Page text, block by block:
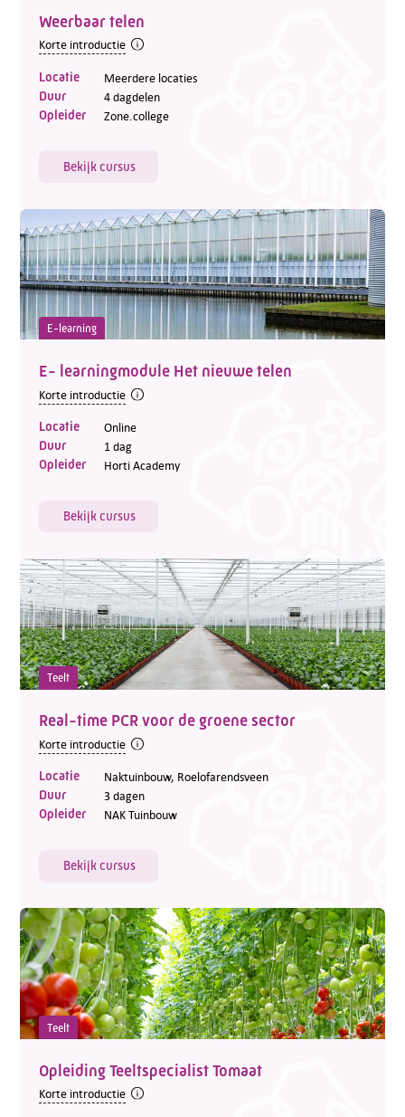
Telefoon:
088 - 329 20 70
E-mail:
info@kasgroeit.nl
Contactformulier
Weerbaar telen
Korte introductie
Locatie Meerdere locaties
Duur 4 dagdelen
Opleider Zone.college
Bekijk cursus
E-learning
E- learningmodule Het nieuwe telen
Korte introductie
Locatie Online
Duur 1 dag
Opleider Horti Academy
Bekijk cursus
Teelt
Real-time PCR voor de groene sector
Korte introductie
Locatie Naktuinbouw, Roelofarendsveen
Duur 3 dagen
Opleider NAK Tuinbouw
Bekijk cursus
Teelt
Opleiding Teeltspecialist Tomaat
Korte introductie